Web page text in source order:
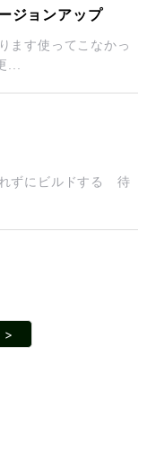
ジョンアップ
ます使ってこなかっ
...
ずにビルドする 待
>